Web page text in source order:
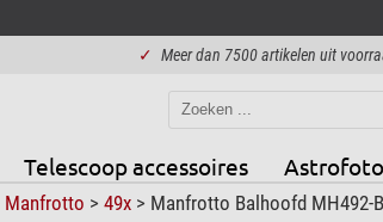
✓ Meer dan 7500 artikelen uit
Telescoop accessoires
Manfrotto > 49x> Manfrotto Balhoofd MH492-